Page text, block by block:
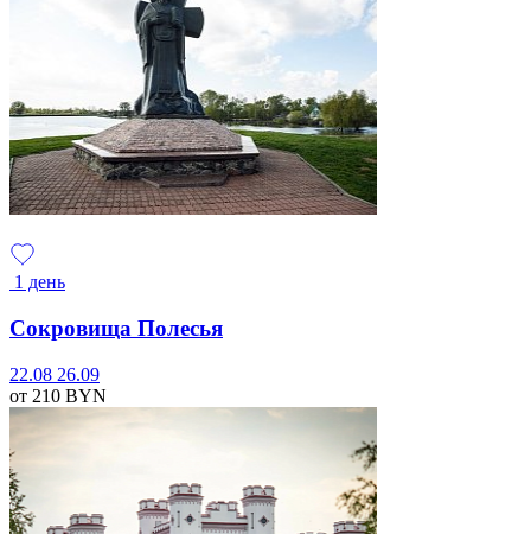
1 день
Сокровища Полесья
22.08 26.09
от 210 BYN